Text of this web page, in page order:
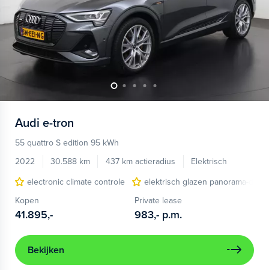
Audi e-tron
55 quattro S edition 95 kWh
2022
30.588 km 437 km actieradius
Elektrisch
electronic climate controle
elektrisch glazen panorama-dak
Kopen
41.895,-
Private lease
983,- p.m.
Bekijken